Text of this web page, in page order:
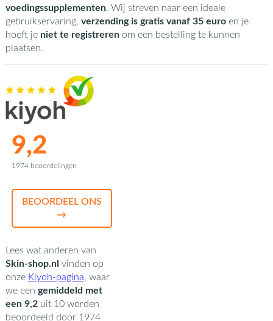
voedingssupplementen. Wij streven naar een ideale
gebruikservaring, verzending is gratis vanaf 35 euroen je
hoeft je niet te registrerenom een bestelling te kunnen
plaatsen.
9,2
1974 beoordelingen
BEOORDEEL ONS
→
Lees wat anderen van
Skin-shop.nl vinden op
onze Kiyoh-pagina, waar
we een gemiddeld met
een 9,2uit 10worden
beoordeeld door 1974